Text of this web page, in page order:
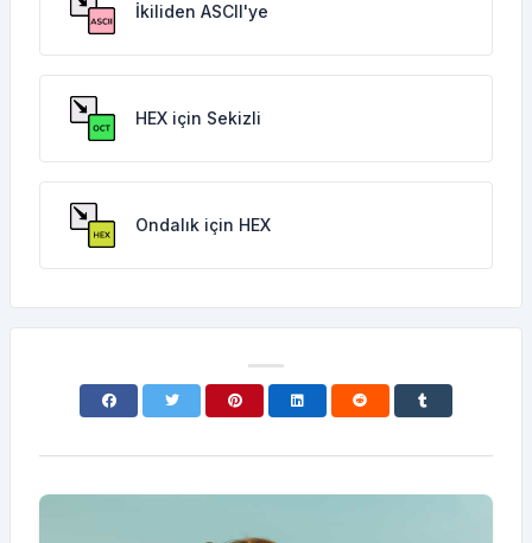
İkiliden ASCII'ye
HEX için Sekizli
Ondalık için HEX